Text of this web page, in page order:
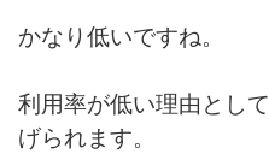
かなり低いですね。
利用率が低い理由とし
げられます。